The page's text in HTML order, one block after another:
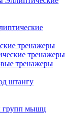
тренажеры
тренажеры
тренажеры
штангу
групп мышц